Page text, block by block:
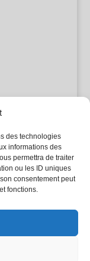
des technologies
informations des
permettra de traiter
ou les ID uniques
consentement peut
fonctions.